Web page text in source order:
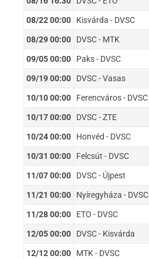
08/22 00:00 Kisvárda - DVSC
08/29 00:00 DVSC - MTK
09/05 00:00 Paks - DVSC
09/19 00:00 DVSC - Vasas
10/10 00:00 Ferencváros - DVSC
10/17 00:00 DVSC - ZTE
10/24 00:00 Honvéd - DVSC
10/31 00:00 Felcsút - DVSC
11/07 00:00 DVSC - Újpest
11/21 00:00 Nyíregyháza - DVSC
11/28 00:00 ETO - DVSC
12/05 00:00 DVSC - Kisvárda
12/12 00:00 MTK - DVSC